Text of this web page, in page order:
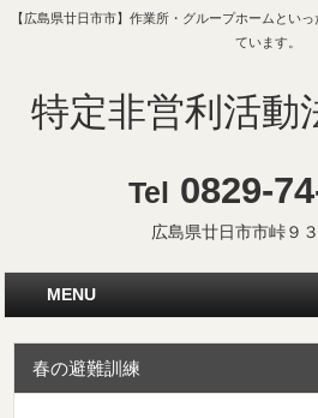
【広島県廿日市市】作業所・グループホームとい
ています。
特定非営利活動
Tel 0829-
広島県廿日市市峠９
MENU
春の避難訓練